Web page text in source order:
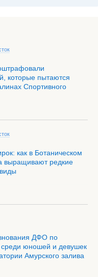
которые пытаются
Спортивного
как в Ботаническом
выращивают редкие
ДФО по
среди юношей и девушек
Амурского залива